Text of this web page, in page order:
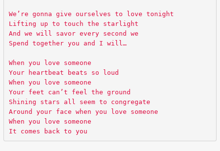
We’re gonna give ourselves to love tonight
Lifting up to touch the starlight
And we will savor every second we
Spend together you and I will…
When you love someone
Your heartbeat beats so loud
When you love someone
Your feet can’t feel the ground
Shining stars all seem to congregate
Around your face when you love someone
When you love someone
It comes back to you